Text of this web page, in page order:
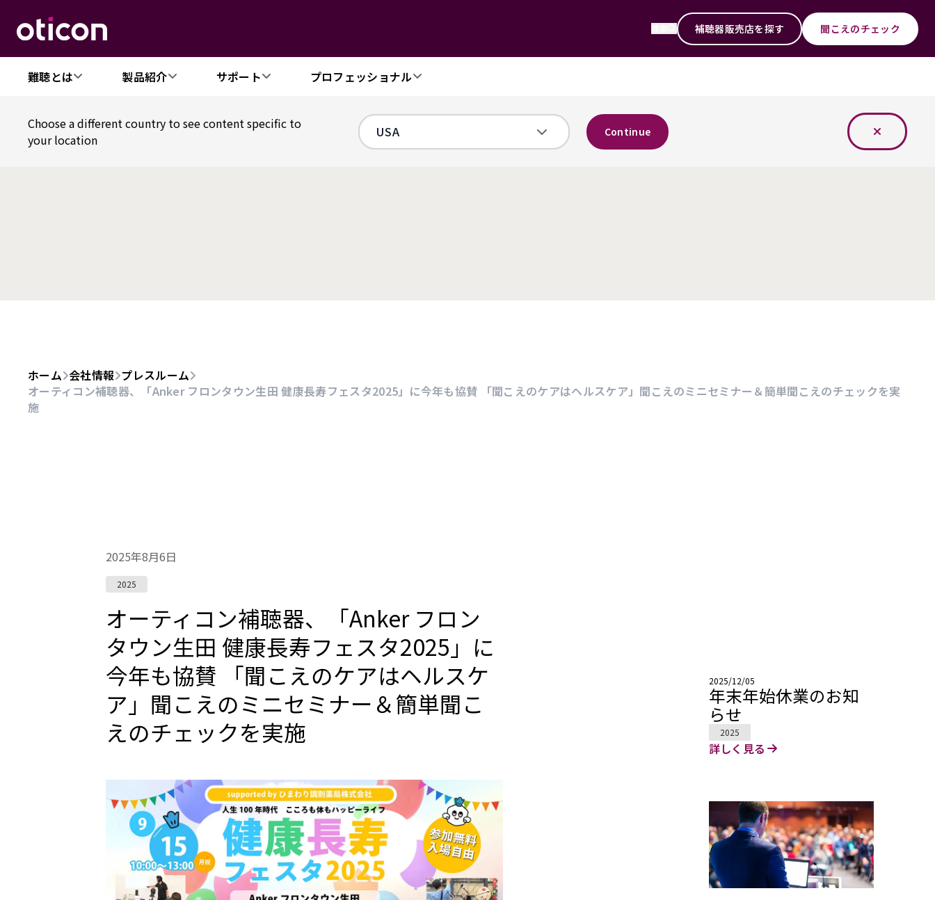
補聴器販売店を探す 聞こえのチェック
難聴とは 製品紹介 サポート プロフェッショナル
Choose a different country to see content specific to
your location
Continue
ホーム 会社情報 プレスルーム
オーティコン補聴器、「Anker フロンタウン生田 健康長寿フェスタ2025」に今年も協賛 「聞こえのケアはヘルスケア」聞こえのミニセミナー＆簡単聞こえのチェックを実
施
2025年8月6日
2025
オーティコン補聴器、「Anker フロン
タウン生田 健康長寿フェスタ2025」に
今年も協賛 「聞こえのケアはヘルスケ
ア」聞こえのミニセミナー＆簡単聞こ
えのチェックを実施
2025/12/05
年末年始休業のお知
らせ
2025
詳しく見る